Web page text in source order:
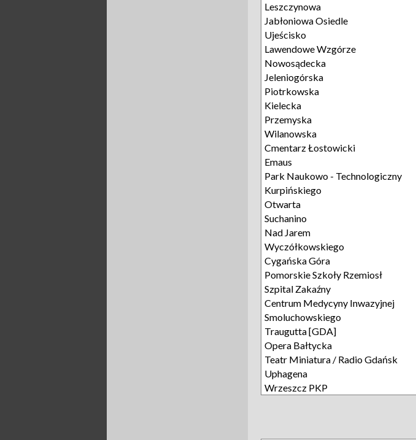
Leszczynowa
Jabłoniowa Osiedle
Ujeścisko
Lawendowe Wzgórze
Nowosądecka
Jeleniogórska
Piotrkowska
Kielecka
Przemyska
Wilanowska
Cmentarz Łostowicki
Emaus
Park Naukowo - Technologiczny
Kurpińskiego
Otwarta
Suchanino
Nad Jarem
Wyczółkowskiego
Cygańska Góra
Pomorskie Szkoły Rzemiosł
Szpital Zakaźny
Centrum Medycyny Inwazyjnej
Smoluchowskiego
Traugutta [GDA]
Opera Bałtycka
Teatr Miniatura / Radio Gdańsk
Uphagena
Wrzeszcz PKP